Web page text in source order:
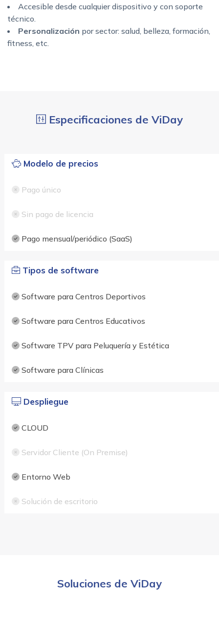
Accesible desde cualquier dispositivo y con soporte
técnico.
Personalización por sector: salud, belleza, formación,
fitness, etc.
Especificaciones de ViDay
Modelo de precios
Pago único
Sin pago de licencia
Pago mensual/periódico (SaaS)
Tipos de software
Software para Centros Deportivos
Software para Centros Educativos
Software TPV para Peluquería y Estética
Software para Clínicas
Despliegue
CLOUD
Servidor Cliente (On Premise)
Entorno Web
Solución de escritorio
Soluciones de ViDay